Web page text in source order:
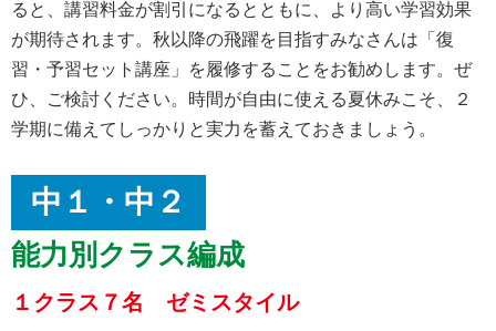
ると、講習料金が割引になるとともに、より高い学習効果
が期待されます。秋以降の飛躍を目指すみなさんは「復
習・予習セット講座」を履修することをお勧めします。ぜ
ひ、ご検討ください。時間が自由に使える夏休みこそ、２
学期に備えてしっかりと実力を蓄えておきましょう。
中１・中２
能力別クラス編成
１クラス７名 ゼミスタイル